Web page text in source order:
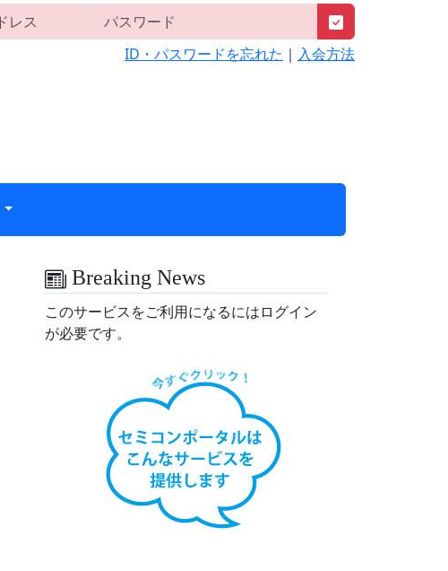
ID・パスワードを忘れた ｜ 入会方法
Breaking News
このサービスをご利用になるにはログイン
が必要です。